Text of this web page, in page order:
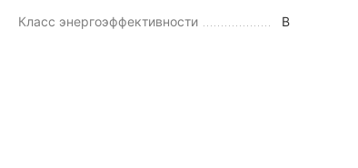
Класс энергоэффективности B